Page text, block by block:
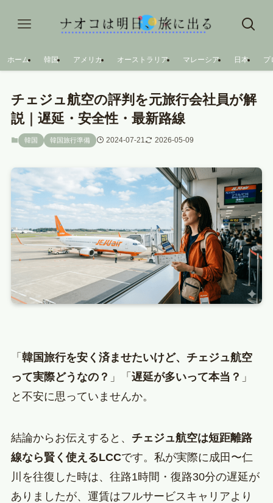
ホーム 韓国 アメリカ オーストラリア マレーシア 日本 プ
チェジュ航空の評判を元旅行会社員が解
説｜遅延・安全性・最新路線
韓国 韓国旅行準備 2024-07-21 2026-05-09
「 韓国旅行を安く済ませたいけど、チェジュ航空
って実際どうなの？ 」「 遅延が多いって本当？ 」
と不安に思っていませんか。
結論からお伝えすると、 チェジュ航空は短距離路
線なら賢く使えるLCCです。私が実際に成田〜仁
川を往復した時は、往路1時間・復路30分の遅延が
ありましたが、運賃はフルサービスキャリアより